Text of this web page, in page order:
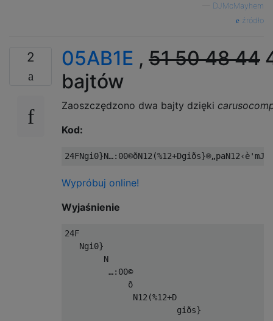
DJMcMayhem
źródło
2 05AB1E , 51504844
bajtów
Zaoszczędzono dwa bajty dzięki
Kod:
Wypróbuj online!
Wyjaśnienie
24F
Ngi0}
N
…:00©
ð
N12(%12+D
giðs}